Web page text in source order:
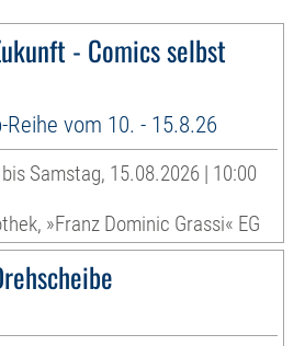
- Comics selbst
vom 10. - 15.8.26
Samstag, 15.08.2026 | 10:00
»Franz Dominic Grassi« EG